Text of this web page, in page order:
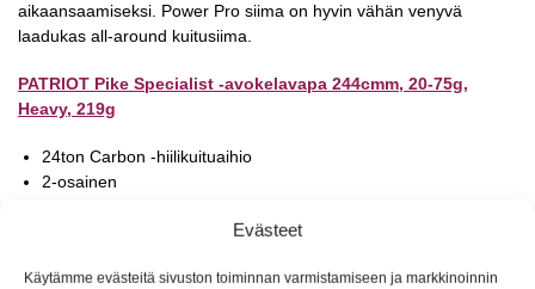
Evästeet
Käytämme evästeitä sivuston toiminnan varmistamiseen ja markkinoinnin
aikaansaamiseksi. Power Pro siima on hyvin vähän venyvä
laadukas all-around kuitusiima.
PATRIOT Pike Specialist -avokelavapa 244cmm, 20-75g,
Heavy, 219g
24ton Carbon -hiilikuituaihio
2-osainen
Laadukkaat kaksiosaiset korkkikahvat